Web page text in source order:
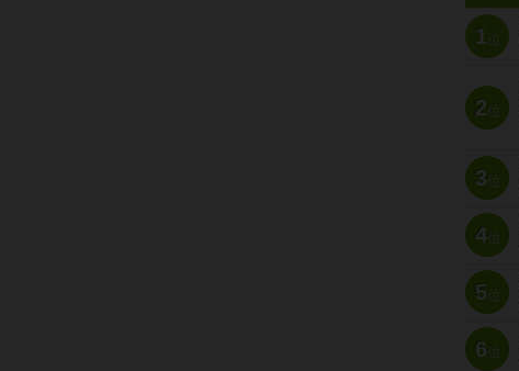
1位
2位
3位
4位
5位
6位